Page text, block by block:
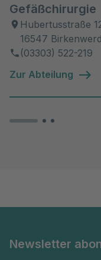
Gefäßchirurgie
Hubertusstraße
16547
(03303) 522-219
Zur Abteilung
Newsletter